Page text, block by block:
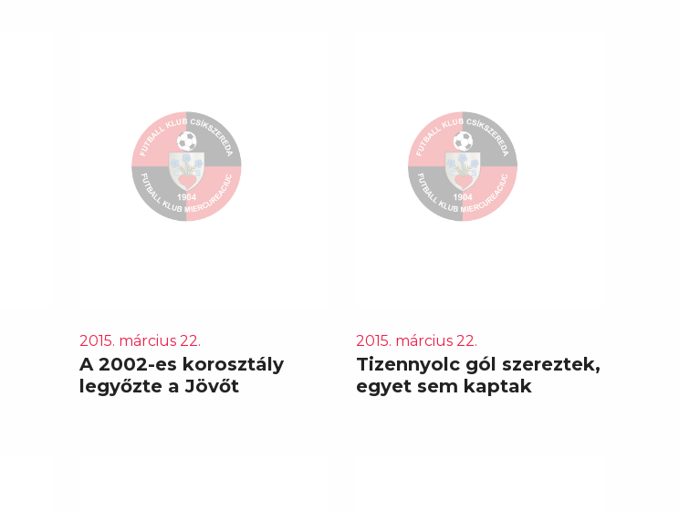
2015. március 22.
A 2002-es korosztály
legyőzte a Jövőt
2015. március 22.
Tizennyolc gól szereztek,
egyet sem kaptak